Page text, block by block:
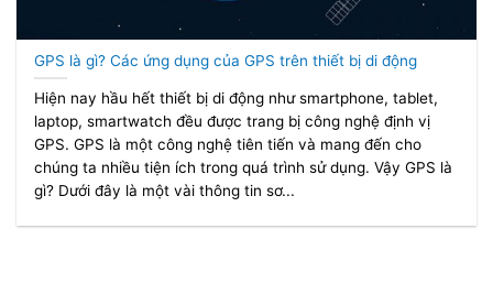
GPS là gì? Các ứng dụng của GPS trên thiết bị di động
Hiện nay hầu hết thiết bị di động như smartphone, tablet,
laptop, smartwatch đều được trang bị công nghệ định vị
GPS. GPS là một công nghệ tiên tiến và mang đến cho
chúng ta nhiều tiện ích trong quá trình sử dụng. Vậy GPS là
gì? Dưới đây là một vài thông tin sơ...